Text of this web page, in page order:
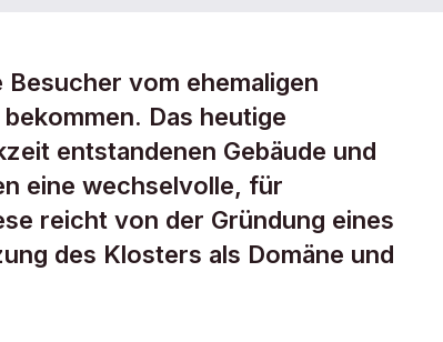
vom ehemaligen
Das heutige
entstandenen Gebäude und
eine wechselvolle, für
reicht von der Gründung eines
des Klosters als Domäne und